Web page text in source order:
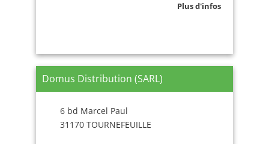
Plus d'infos
Domus Distribution (SARL)
6 bd Marcel Paul
31170 TOURNEFEUILLE